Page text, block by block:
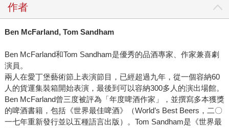
作者
Ben McFarland, Tom Sandham
Ben McFarland和Tom Sandham是優秀的品酒專家、作家兼喜劇
演員。
兩人在愛丁堡藝術節上表演節目，已經超過九年，從一個容納60
人的貨運集裝箱開始表演，最後到可以容納300多人的演出場館。
Ben McFarland曾三度被評為「年度啤酒作家」，並撰寫多本獲獎
的啤酒書籍，包括《世界最佳啤酒》（World’s Best Beers，二〇
一七年重新發行並以五種語言出版）。Tom Sandham是《世界最